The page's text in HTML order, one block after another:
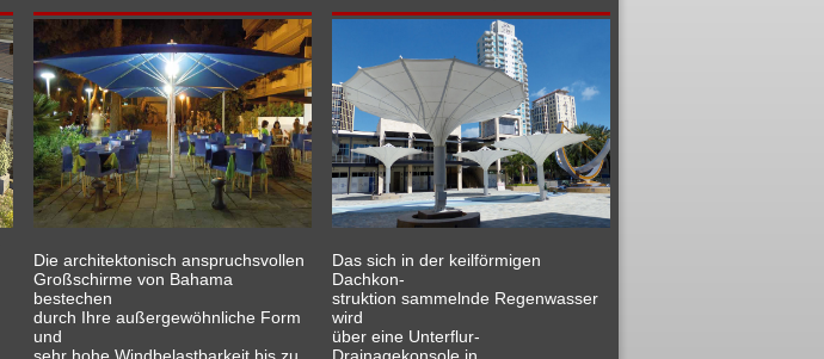
Die architektonisch anspruchsvollen
Großschirme von Bahama
bestechen
durch Ihre außergewöhnliche Form
und
Das sich in der keilförmigen
Dachkon-
struktion sammelnde Regenwasser
wird
über eine Unterflur-